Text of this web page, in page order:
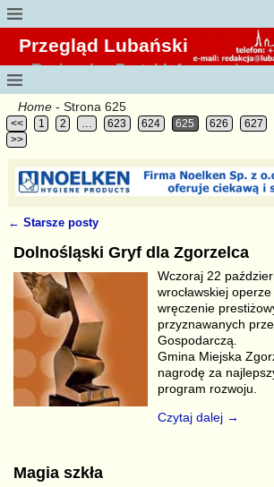
Przegląd Lubański
Regionalny Portal Informacyjny
Home - Strona 625
<< 1 2 … 623 624 625 626 627
>>
← Starsze posty
Dolnośląski Gryf dla Zgorzelca
Wczoraj 22
wrocławskiej operze
wręczenie
przyznawanych
Gospodarczą.
Gmina Miejska
nagrodę za
program rozwoju.
Czytaj dalej →
Magia szkła